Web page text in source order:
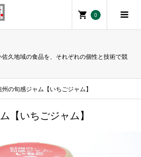
0
久地域の食品を、それぞれの個性と技術で競
州の旬感ジャム【いちごジャム】
【いちごジャム】